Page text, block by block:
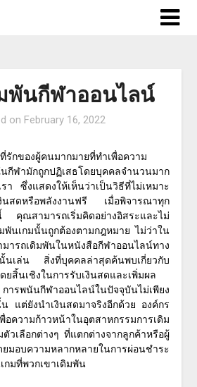
พันกีฬาออนไลน์
on February 16, 2022
รักของผู้คนมากมายที่ทำเพื่อความ
กีฬามักถูกปฏิเสธโดยบุคคลจำนวนมาก
า ซึ่งแสดงให้เห็นว่าเป็นวิธีที่ไม่เหมาะ
นสดหรือพลังงานฟรี เมื่อพิจารณาทุก
ณสามารถเริ่มคิดอย่างอิสระและไม่
พันเกมนั้นถูกต้องตามกฎหมาย ไม่ว่าใน
รถเดิมพันในหนังสือกีฬาออนไลน์ทาง
นั้นเล่น สิ่งที่บุคคลล่าสุดค้นพบเกี่ยวกับ
ยสิ้นเชิงในการรับเงินสดและเพิ่มผล
ารพนันกีฬาออนไลน์ในปัจจุบันไม่เพียง
น แต่ยังนำเงินสดมาจริงอีกด้วย องค์กร
ความก้าวหน้าในอุตสาหกรรมการเดิม
วเลือกต่างๆ ที่แตกต่างจากลูกค้าหรือผู้
มอบความหลากหลายในการผ่อนชำระ
มที่พวกเขาเดิมพัน